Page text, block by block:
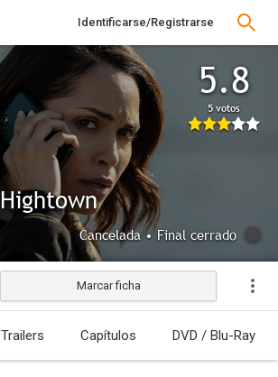
Identificarse/Registrarse
5.8
5 votos
Hightown
Cancelada • Final cerrado
Marcar ficha
Trailers Capítulos DVD / Blu-Ray